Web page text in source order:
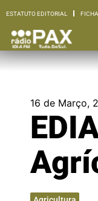
ESTATUTO EDITORIAL
ESTATUTO EDITORIAL
16 de Março,